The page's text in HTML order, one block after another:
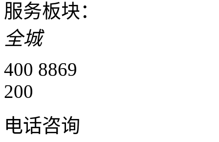
服务板块：
全城
400 8869
200
电话咨询